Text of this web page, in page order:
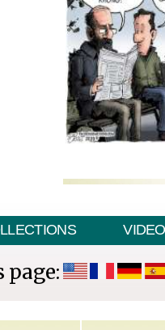
VIDEO